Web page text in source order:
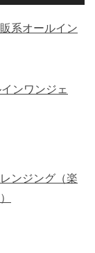
系オールイン
ンワンジェ
ンジング（楽